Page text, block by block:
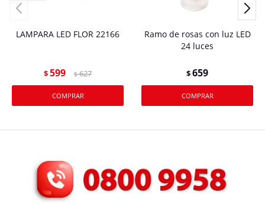
LAMPARA LED FLOR 22166
$599 $ 627
Ramo de rosas con luz LED
24 luces
$659